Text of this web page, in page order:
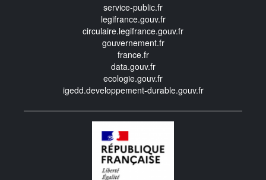
service-public.fr
legifrance.gouv.fr
circulaire.legifrance.gouv.fr
gouvernement.fr
france.fr
data.gouv.fr
ecologie.gouv.fr
igedd.developpement-durable.gouv.fr